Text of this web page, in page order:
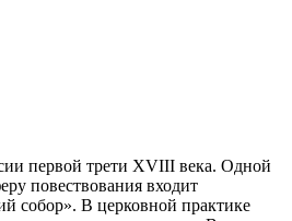
первой трети XVIII века. Одной
повествования входит
собор». В церковной практике